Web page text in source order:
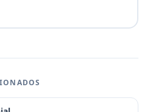
custos, acelera processos e